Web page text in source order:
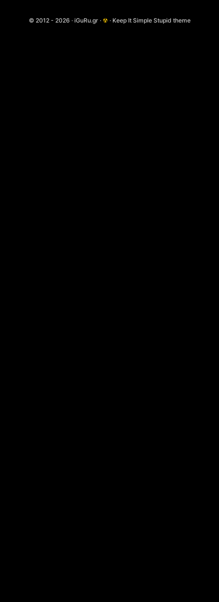
© 2012 - 2026 · iGuRu.gr · ☢ · Keep It Simple Stupid theme